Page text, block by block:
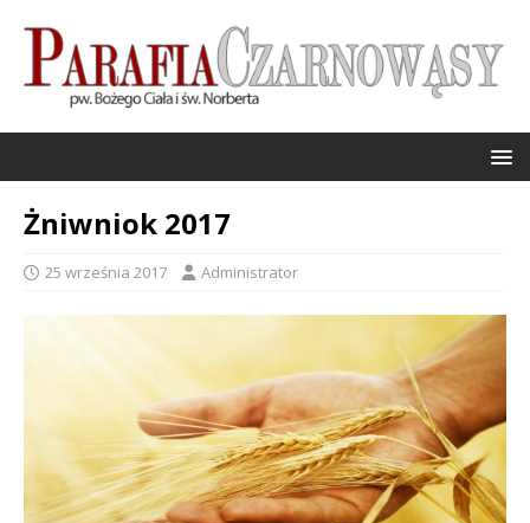
Żniwniok 2017
25 września 2017 Administrator